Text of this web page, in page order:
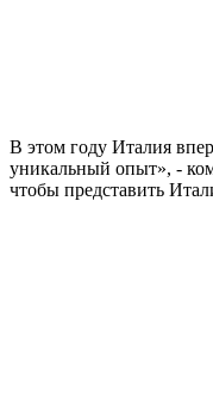
В этом году Италия
уникальный опыт», -
чтобы представить